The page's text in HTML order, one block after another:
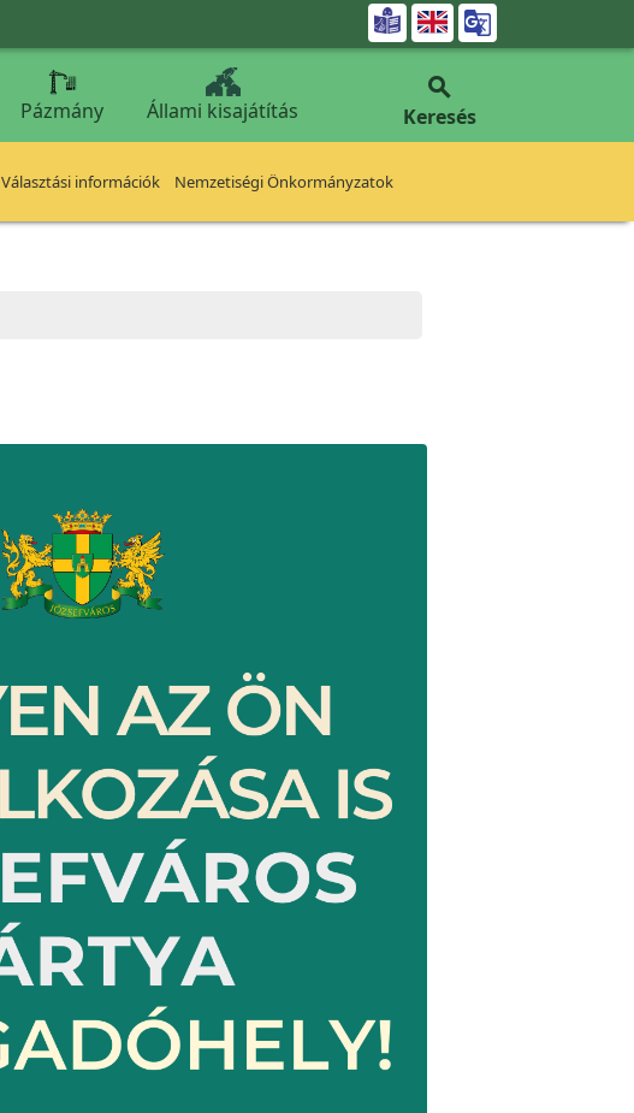

Pázmány Állami kisajátítás

Keresés
Választási információk Nemzetiségi Önkormányzatok